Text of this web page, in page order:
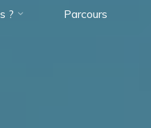
? Parcours